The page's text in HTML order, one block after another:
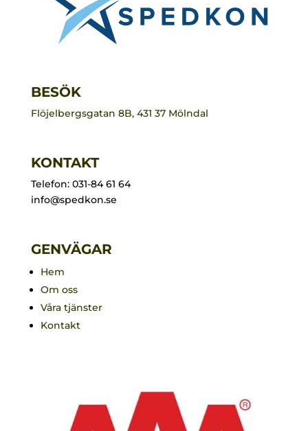
BESÖK
Flöjelbergsgatan 8B, 431 37 Mölndal
KONTAKT
Telefon: 031-84 61 64
info@spedkon.se
GENVÄGAR
Hem
Om oss
Våra tjänster
Kontakt